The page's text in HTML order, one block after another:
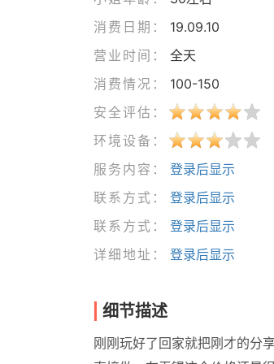
消费日期：
19.09.10
营业时间：
全天
消费情况：
100-150
安全评估：
环境设备：
服务内容：
登录后显示
联系方式：
登录后显示
联系方式：
登录后显示
详细地址：
登录后显示
细节描述
刚刚玩好了回家就把刚才的分